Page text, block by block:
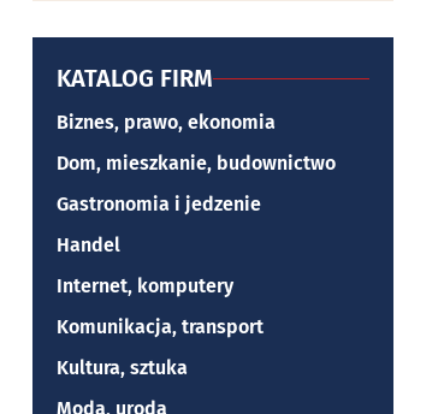
KATALOG FIRM
Biznes, prawo, ekonomia
Dom, mieszkanie, budownictwo
Gastronomia i jedzenie
Handel
Internet, komputery
Komunikacja, transport
Kultura, sztuka
Moda, uroda